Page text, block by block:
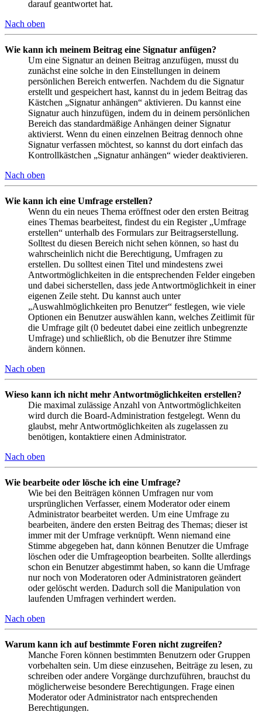
darauf geantwortet hat.
Nach oben
Wie kann ich meinem Beitrag eine Signatur anfügen?
Um eine Signatur an deinen Beitrag anzufügen, musst du
zunächst eine solche in den Einstellungen in deinem
persönlichen Bereich entwerfen. Nachdem du die Signatur
erstellt und gespeichert hast, kannst du in jedem Beitrag das
Kästchen „Signatur anhängen“ aktivieren. Du kannst eine
Signatur auch hinzufügen, indem du in deinem persönlichen
Bereich das standardmäßige Anhängen deiner Signatur
aktivierst. Wenn du einen einzelnen Beitrag dennoch ohne
Signatur verfassen möchtest, so kannst du dort einfach das
Kontrollkästchen „Signatur anhängen“ wieder deaktivieren.
Nach oben
Wie kann ich eine Umfrage erstellen?
Wenn du ein neues Thema eröffnest oder den ersten Beitrag
eines Themas bearbeitest, findest du ein Register „Umfrage
erstellen“ unterhalb des Formulars zur Beitragserstellung.
Solltest du diesen Bereich nicht sehen können, so hast du
wahrscheinlich nicht die Berechtigung, Umfragen zu
erstellen. Du solltest einen Titel und mindestens zwei
Antwortmöglichkeiten in die entsprechenden Felder eingeben
und dabei sicherstellen, dass jede Antwortmöglichkeit in einer
eigenen Zeile steht. Du kannst auch unter
„Auswahlmöglichkeiten pro Benutzer“ festlegen, wie viele
Optionen ein Benutzer auswählen kann, welches Zeitlimit für
die Umfrage gilt (0 bedeutet dabei eine zeitlich unbegrenzte
Umfrage) und schließlich, ob die Benutzer ihre Stimme
ändern können.
Nach oben
Wieso kann ich nicht mehr Antwortmöglichkeiten erstellen?
Die maximal zulässige Anzahl von Antwortmöglichkeiten
wird durch die Board-Administration festgelegt. Wenn du
glaubst, mehr Antwortmöglichkeiten als zugelassen zu
benötigen, kontaktiere einen Administrator.
Nach oben
Wie bearbeite oder lösche ich eine Umfrage?
Wie bei den Beiträgen können Umfragen nur vom
ursprünglichen Verfasser, einem Moderator oder einem
Administrator bearbeitet werden. Um eine Umfrage zu
bearbeiten, ändere den ersten Beitrag des Themas; dieser ist
immer mit der Umfrage verknüpft. Wenn niemand eine
Stimme abgegeben hat, dann können Benutzer die Umfrage
löschen oder die Umfrageoption bearbeiten. Sollte allerdings
schon ein Benutzer abgestimmt haben, so kann die Umfrage
nur noch von Moderatoren oder Administratoren geändert
oder gelöscht werden. Dadurch soll die Manipulation von
laufenden Umfragen verhindert werden.
Nach oben
Warum kann ich auf bestimmte Foren nicht zugreifen?
Manche Foren können bestimmten Benutzern oder Gruppen
vorbehalten sein. Um diese einzusehen, Beiträge zu lesen, zu
schreiben oder andere Vorgänge durchzuführen, brauchst du
möglicherweise besondere Berechtigungen. Frage einen
Moderator oder Administrator nach entsprechenden
Berechtigungen.